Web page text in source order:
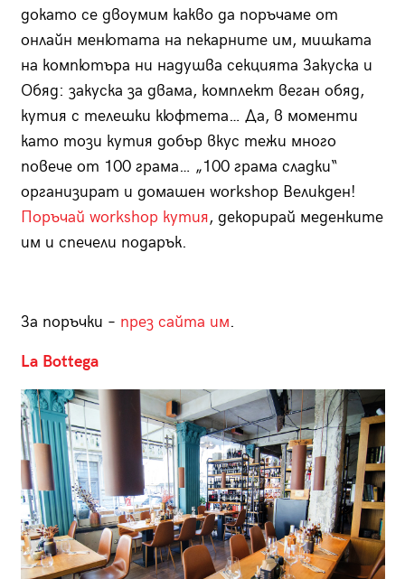
докато се двоумим какво да поръчаме от
онлайн менютата на пекарните им, мишката
на компютъра ни надушва секцията Закуска и
Обяд: закуска за двама, комплект веган обяд,
кутия с телешки кюфтета… Да, в моменти
като този кутия добър вкус тежи много
повече от 100 грама… „100 грама сладки“
организират и домашен workshop Великден!
Поръчай workshop кутия, декорирай меденките
им и спечели подарък.
За поръчки – през сайта им.
La Bottega